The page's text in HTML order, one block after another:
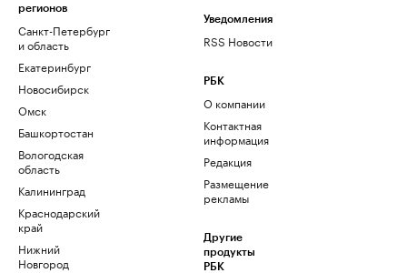
регионов
Санкт-Петербург
и область
Екатеринбург
Новосибирск
Омск
Башкортостан
Вологодская
область
Калининград
Краснодарский
край
Нижний
Новгород
Уведомления
RSS Новости
РБК
О компании
Контактная
информация
Редакция
Размещение
рекламы
Другие
продукты
РБК